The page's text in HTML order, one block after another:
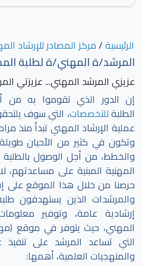
الرئيسية/مركز المصادر للإرشاد
المرشد/ة المهني/ة لطلبة
عزيزي المرشد المهني... عزيزتي
إن الدور الذي تقوموا به من
الطلبةللتخصصات، التي سوف
عملية الإرشاد المهني تبدأ منذ
وتكون في كثير من الأحيان
والخطط، من أجل الوصول بالطلبة
المهنية المبنية على مساعدتهم،
حرصنا من خلال هذا الموقع على
والمرشدات الذين يستهدفون
إرشادية عامة، وتوفير
المهني، حيث يتوفر في موقع
التي تساعد المرشد على
والمنهجيات العلمية، أهمها: